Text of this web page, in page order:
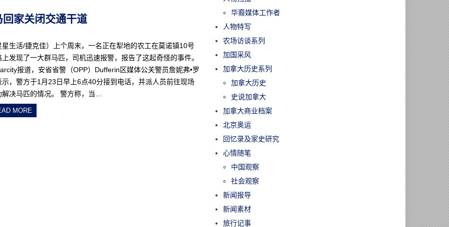
回家关闭交通干道
星生活/捷克佳）上个周末，一名正在犁地的农工在莫诺镇10号
上发现了一大群马匹，司机迅速报警，报告了这起奇怪的事件。
报道，安省省警（OPP）Dufferin区媒体公关警员詹妮弗•罗
示，警方于1月23日早上6点40分接到电话，并派人员前往现场
解决马匹的情况。 警方称，当…
MORE
华裔媒体工作者
人物特写
农场访谈系列
加国采风
加拿大历史系列
加拿大历史
史说加拿大
加拿大商业档案
北京奥运
回忆录及家史研究
心情随笔
中国观察
社会观察
新闻报导
新闻素材
旅行记事